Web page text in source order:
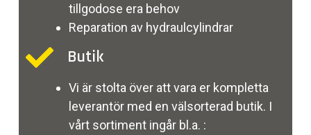
tillgodose era behov
Reparation av hydraulcylindrar
Butik
Vi är stolta över att vara er kompletta
leverantör med en välsorterad butik. I
vårt sortiment ingår bl.a. :